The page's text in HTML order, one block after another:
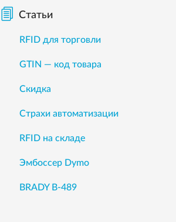
Статьи
RFID для торговли
GTIN — код товара
Скидка
Страхи автоматизации
RFID на складе
Эмбоссер Dymo
BRADY B-489